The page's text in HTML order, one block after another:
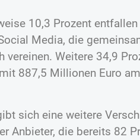
10,3 Prozent
Media, die
vereinen. Weitere 34,9
887,5 Millionen Euro
sich eine weitere
Anbieter, die bereits 82